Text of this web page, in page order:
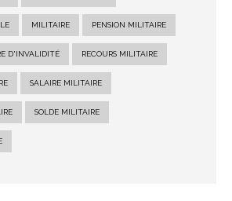
MILITAIRE PENSION MILITAIRE
D'INVALIDITÉ RECOURS MILITAIRE
SALAIRE MILITAIRE
SOLDE MILITAIRE